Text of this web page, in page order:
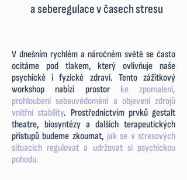
aseberegulace v časech stresu
V dnešním rychlém a náročném světě se často
ocitáme pod tlakem, který ovlivňuje naše
psychické i fyzické zdraví. Tento zážitkový
workshop nabízí prostor ke zpomalení,
prohloubení sebeuvědomění a objevení zdrojů
vnitřní stability. Prostřednictvím prvků gestalt
theatre, biosyntézy a dalších terapeutických
přístupů budeme zkoumat, jak se v stresových
situacích regulovat a udržovat si psychickou
pohodu.